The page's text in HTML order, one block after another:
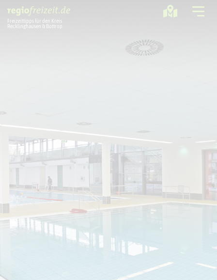
Freizeittipps für den Kreis
Recklinghausen & Bottrop
Ausflugstipps
Freizeitregion